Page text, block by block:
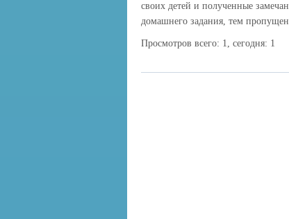
своих детей и полученные
домашнего задания, тем
Просмотров всего: 1, сегодня: 1